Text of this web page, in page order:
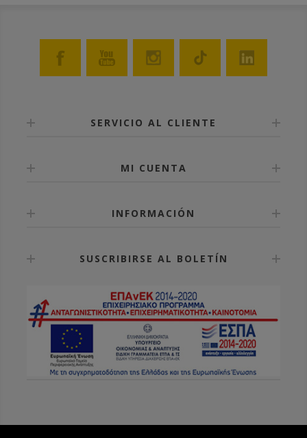
SERVICIO AL CLIENTE
MI CUENTA
INFORMACIÓN
SUSCRIBIRSE AL BOLETÍN